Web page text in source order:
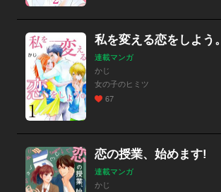
私を変える恋をしよう。
連載マンガ
かじ
女の子のヒミツ
67
恋の授業、始めます!
連載マンガ
かじ